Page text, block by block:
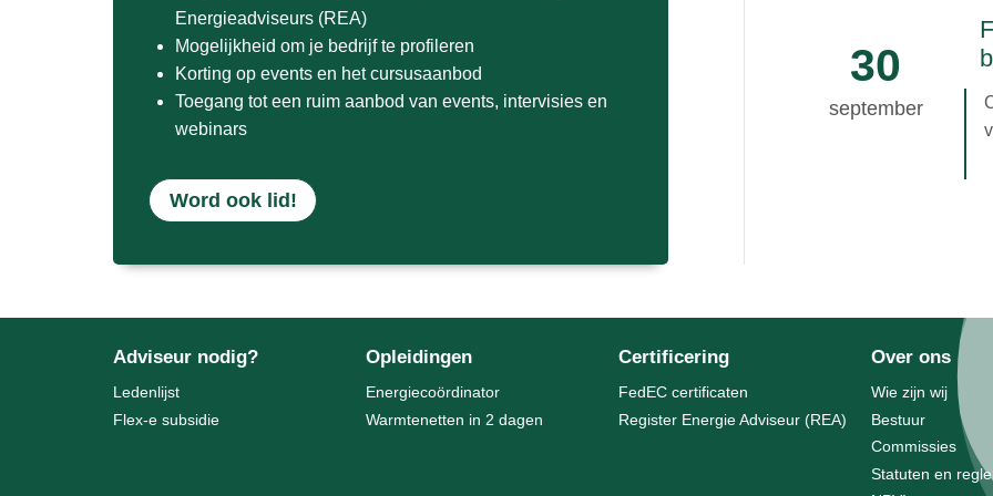
Energieadviseurs (REA)
Mogelijkheid om je bedrijf te profileren
Korting op events en het cursusaanbod
Toegang tot een ruim aanbod van events, intervisies en
webinars
Word ook lid!
30
september
Adviseur nodig?
Ledenlijst
Flex-e subsidie
Opleidingen
Energiecoördinator
Warmtenetten in 2 dagen
Certificering
FedEC certificaten
Register Energie Adviseur (REA)
Over ons
Wie zijn wij
Bestuur
Commissies
Statuten en